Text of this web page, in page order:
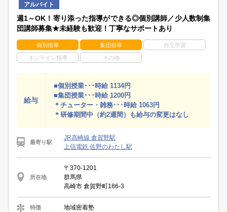
アルバイト
週1～OK！寄り添った指導ができる◎個別講師／少人数制集
団講師募集★未経験も歓迎！丁寧なサポートあり
個別指導 集団指導 自立学習
オンライン指導 その他
給与
■個別授業･･･時給 1134円
■集団授業･･･時給 1200円
＊チューター・雑務･･･時給 1063円
＊研修期間中（約2週間）も給与の変更はなし
最寄り駅
JR高崎線 倉賀野駅
上信電鉄 佐野のわたし駅
所在地
〒370-1201
群馬県
高崎市 倉賀野町186-3
特徴 地域密着塾